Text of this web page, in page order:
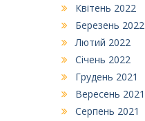
Квітень 2022
Березень 2022
Лютий 2022
Січень 2022
Грудень 2021
Вересень 2021
Серпень 2021